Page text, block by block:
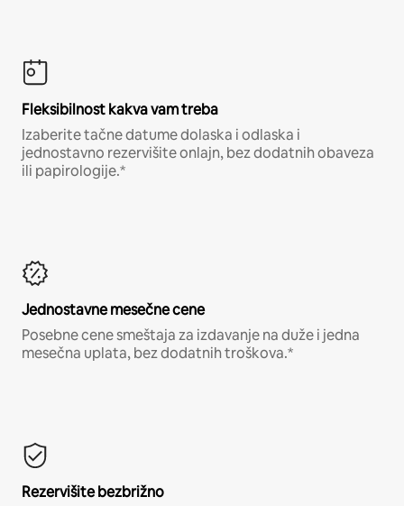
Fleksibilnost kakva vam treba
Izaberite tačne datume dolaska i odlaska i
jednostavno rezervišite onlajn, bez dodatnih obaveza
ili papirologije.*
Jednostavne mesečne cene
Posebne cene smeštaja za izdavanje na duže i jedna
mesečna uplata, bez dodatnih troškova.*
Rezervišite bezbrižno